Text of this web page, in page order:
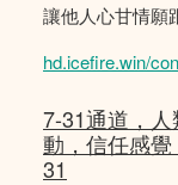
讓他人心甘情願
hd.icefire.win/
7-31通道，
動，信任感
31